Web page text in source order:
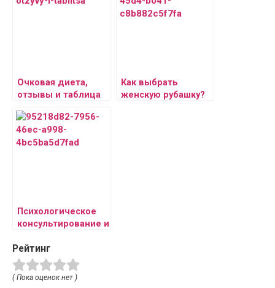
Очковая диета,
отзывы и таблица
Как выбрать
женскую рубашку?
Психологическое
консультирование и
Рейтинг
( Пока оценок нет )